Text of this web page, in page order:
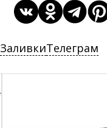
ЗаливкиТелеграм